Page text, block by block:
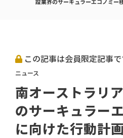
設業界のサーキュラーエコノミー
この記事は会員限定記事で
ニュース
南オーストラリ
のサーキュラー
に向けた行動計